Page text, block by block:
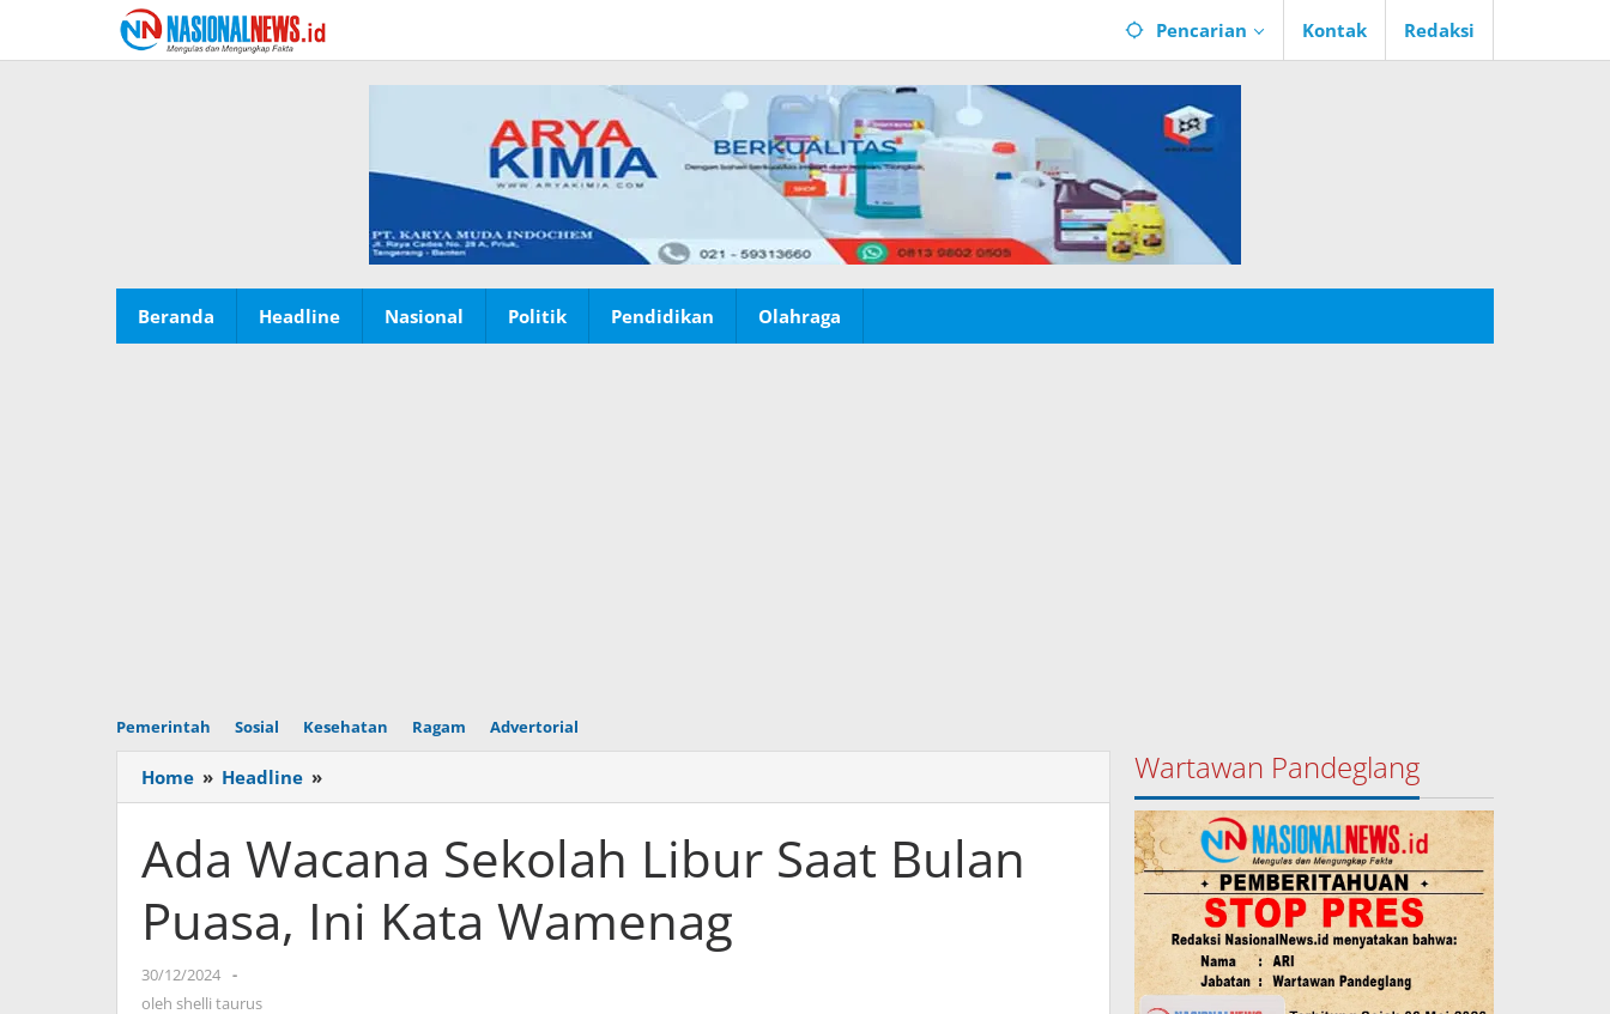
konten
Pencarian Kontak Redaksi
Beranda Headline Nasional Politik Pendidikan Olahraga
Pemerintah Sosial Kesehatan Ragam Advertorial
Home » Headline »
Wacana
Libur
Saat
Bulan
Puasa,
Ada Wacana Sekolah Libur Saat Bulan
Puasa, Ini Kata Wamenag
30/12/2024 oleh
shelli
-
oleh shelli taurus
Wartawan Pandeglang